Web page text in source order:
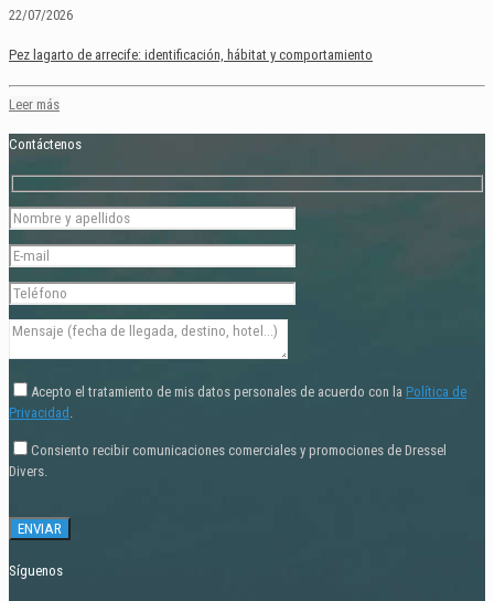
22/07/2026
Pez lagarto de arrecife: identificación, hábitat y comportamiento
Leer más
Contáctenos
Acepto el tratamiento de mis datos personales de acuerdo con la Política de
Privacidad .
Consiento recibir comunicaciones comerciales y promociones de Dressel
Divers.
Síguenos